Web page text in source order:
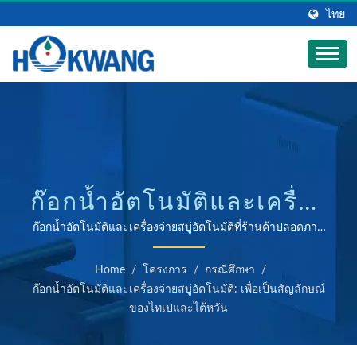
ไทย
ก๊อกน้ำอัตโนมัติและเครื่อง
จ่ายสบู่อัตโนมัติที่ร้านค้า
ปลอดภาษี EVER RICH |
ผู้ผลิตเครื่องจ่ายสบู่เชิง
พาณิชย์อัตโนมัติ |
ก๊อกน้ำอัตโนมัติและเครื่องจ่ายสบู่อัตโนมัติที่ร้านค้าปลอดภาษี
Ever Rich | ผู้ผลิตเครื่องเป่ามือและเครื่องจ่ายสบู่ที่ได้รับการ
รับรอง ISO 9001 และ 14001
Home / โครงการ / กรณีศึกษา
/
ก๊อกน้ำอัตโนมัติและเครื่องจ่ายสบู่อัตโนมัติ: เพื่อเป็นสัญลักษณ์
ของไทเปและไต้หวัน